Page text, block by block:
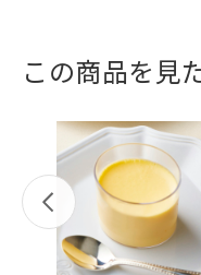
この商品を見